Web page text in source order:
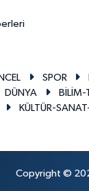
SPOR
DÜNYA BİLİM-
KÜLTÜR-
Copyright ©